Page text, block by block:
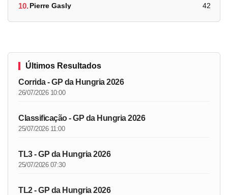
10.Pierre Gasly 42
Últimos Resultados
Corrida - GP da Hungria 2026
26/07/2026 10:00
Classificação - GP da Hungria 2026
25/07/2026 11:00
TL3 - GP da Hungria 2026
25/07/2026 07:30
TL2 - GP da Hungria 2026